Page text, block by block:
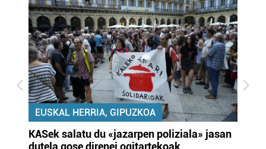
EUSKAL HERRIA, GIPUZKOA
KASek salatu du «jazarpen poliziala» jasan
dutela gose direnei ogitartekoak